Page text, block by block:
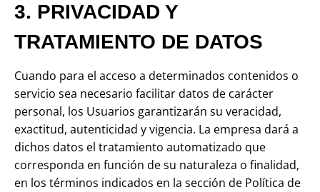
3. PRIVACIDAD Y
TRATAMIENTO DE DATOS
Cuando para el acceso a determinados contenidos o
servicio sea necesario facilitar datos de carácter
personal, los Usuarios garantizarán su veracidad,
exactitud, autenticidad y vigencia. La empresa dará a
dichos datos el tratamiento automatizado que
corresponda en función de su naturaleza o finalidad,
en los términos indicados en la sección de Política de